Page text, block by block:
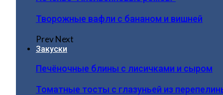
Творожные вафли с бананом и вишней
PrevNext
Закуски
Печёночные блины с лисичками и сыром
Томатные тосты с глазуньей из